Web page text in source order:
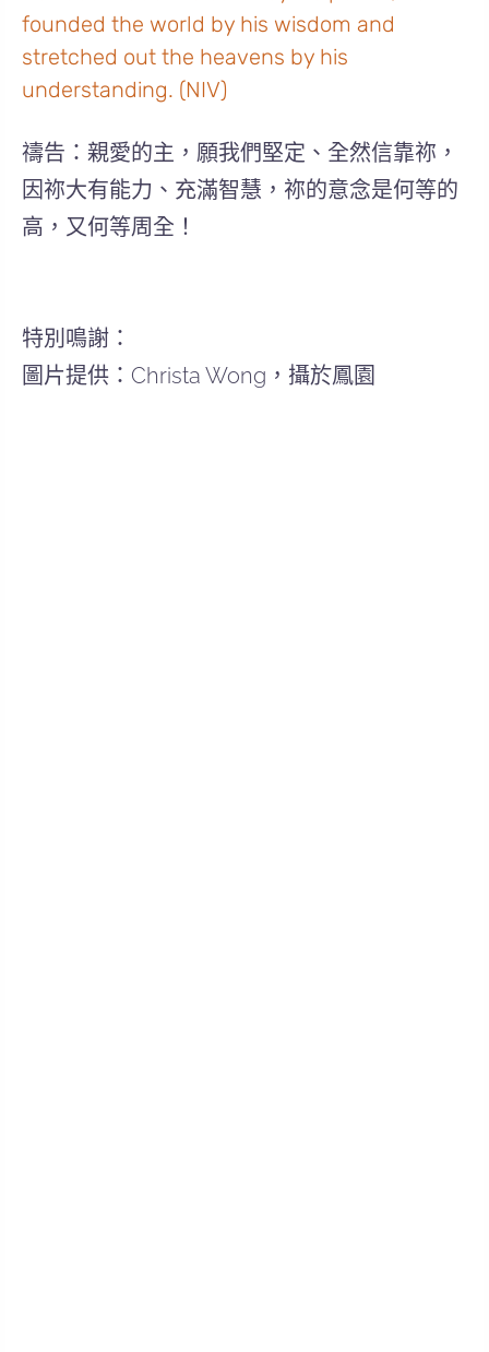
founded the world by his wisdom and
stretched out the heavens by his
understanding. (NIV)
禱告：親愛的主，願我們堅定、全然信靠祢，
因祢大有能力、充滿智慧，祢的意念是何等的
高，又何等周全！
特別鳴謝：
圖片提供：Christa Wong，攝於鳳園